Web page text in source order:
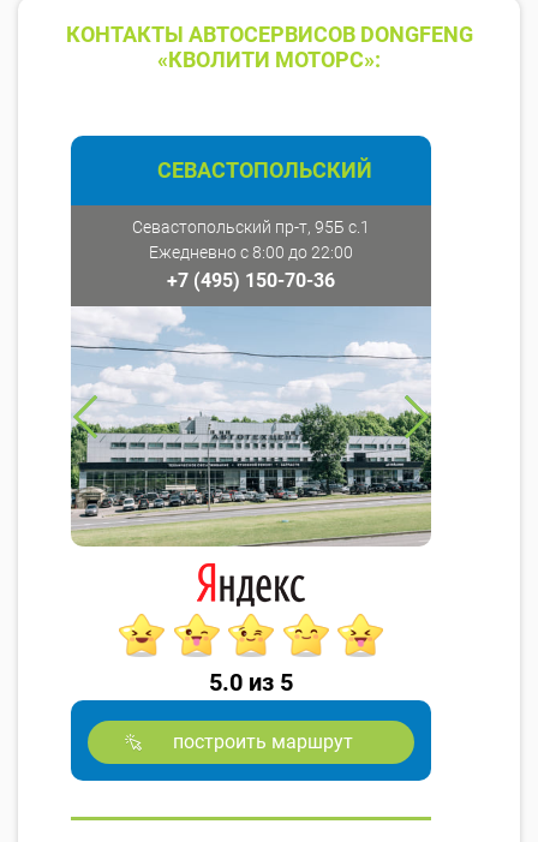
КОНТАКТЫ АВТОСЕРВИСОВ DONGFENG
«КВОЛИТИ МОТОРС»:
СЕВАСТОПОЛЬСКИЙ
Севастопольский пр-т, 95Б с.1
Ежедневно с 8:00 до 22:00
+7 (495) 150-70-36
5.0 из 5
построить маршрут